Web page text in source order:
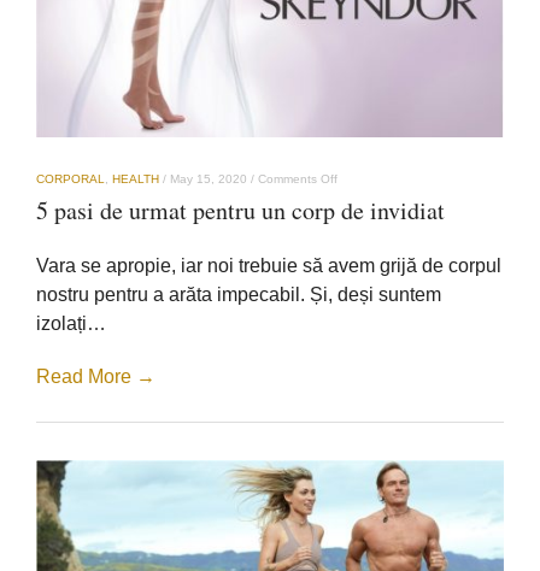
CORPORAL HEALTH / May 15, 2020 / Comments Offon
pasi
pentru
un
corp
5 pasi de urmat pentru un corp de invidiat
Vara se apropie, iar noi trebuie să avem grijă de corpul
nostru pentru a arăta impecabil. Și, deși suntem
izolați…
Read More →